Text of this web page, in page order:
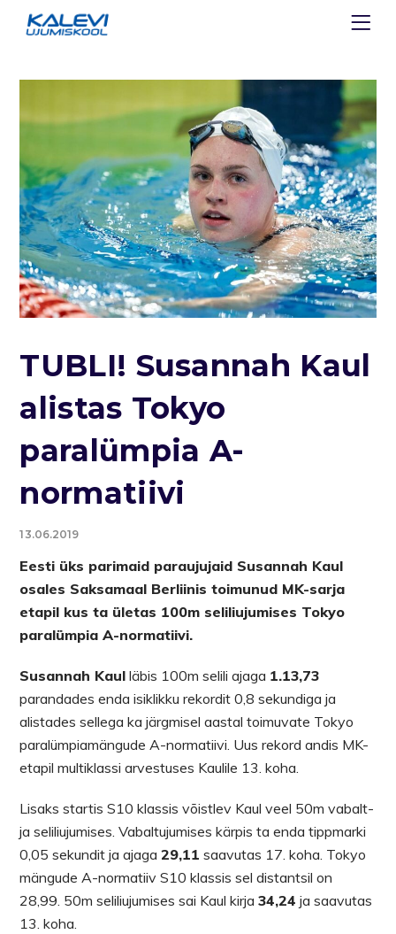
TUBLI! Susannah Kaul
alistas Tokyo
paralümpia A-
normatiivi
13.06.2019
Eesti üks parimaid paraujujaid Susannah Kaul
osales Saksamaal Berliinis toimunud MK-sarja
etapil kus ta ületas 100m seliliujumises Tokyo
paralümpia A-normatiivi.
Susannah Kaul läbis 100m selili ajaga 1.13,73
parandades enda isiklikku rekordit 0,8 sekundiga ja
alistades sellega ka järgmisel aastal toimuvate Tokyo
paralümpiamängude A-normatiivi. Uus rekord andis MK-
etapil multiklassi arvestuses Kaulile 13. koha.
Lisaks startis S10 klassis võistlev Kaul veel 50m vabalt-
ja seliliujumises. Vabaltujumises kärpis ta enda tippmarki
0,05 sekundit ja ajaga29,11 saavutas 17. koha. Tokyo
mängude A-normatiiv S10 klassis sel distantsil on
28,99. 50m seliliujumises sai Kaul kirja34,24 ja saavutas
13. koha.